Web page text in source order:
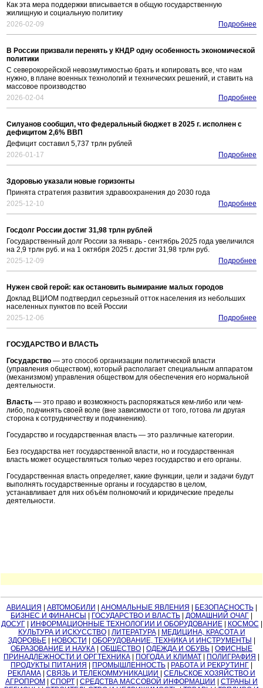
Как эта мера поддержки вписывается в общую государственную
жилищную и социальную политику
2026-02-09
Подробнее
В России призвали перенять у КНДР одну особенность экономической
политики
С северокорейской невозмутимостью брать и копировать все, что нам
нужно, в плане военных технологий и технических решений, и ставить на
массовое производство
2026-02-04
Подробнее
Силуанов сообщил, что федеральный бюджет в 2025 г. исполнен с
дефицитом 2,6% ВВП
Дефицит составил 5,737 трлн рублей
2026-01-17
Подробнее
Здоровью указали новые горизонты
Принята стратегия развития здравоохранения до 2030 года
2025-12-10
Подробнее
Госдолг России достиг 31,98 трлн рублей
Государственный долг России за январь - сентябрь 2025 года увеличился
на 2,9 трлн руб. и на 1 октября 2025 г. достиг 31,98 трлн руб.
2025-12-09
Подробнее
Нужен свой герой: как остановить вымирание малых городов
Доклад ВЦИОМ подтвердил серьезный отток населения из небольших
населенных пунктов по всей России
2025-12-06
Подробнее
ГОСУДАРСТВО И ВЛАСТЬ
Государство — это способ организации политической власти
(управления обществом), который располагает специальным аппаратом
(механизмом) управления обществом для обеспечения его нормальной
деятельности.
Власть — это право и возможность распоряжаться кем-либо или чем-
либо, подчинять своей воле (вне зависимости от того, готова ли другая
сторона к сотрудничеству и подчинению).
Государство и государственная власть — это различные категории.
Без государства нет государственной власти, но и государственная
власть может осуществляться только через государство и его органы.
Государственная власть определяет, какие функции, цели и задачи будут
выполнять государственные органы и государство в целом,
устанавливает для них объём полномочий и юридические пределы
деятельности.
АВИАЦИЯ АВТОМОБИЛИ АНОМАЛЬНЫЕ ЯВЛЕНИЯ БЕЗОПАСНОСТЬ|
БИЗНЕС И ФИНАНСЫ
ГОСУДАРСТВО И ВЛАСТЬ ДОМАШНИЙ ОЧАГ
ДОСУГ| ИНФОРМАЦИОННЫЕ ТЕХНОЛОГИИ И ОБОРУДОВАНИЕ| КОСМОС
КУЛЬТУРА И ИСКУССТВО| ЛИТЕРАТУРА|
МЕДИЦИНА, КРАСОТА И
ЗДОРОВЬЕ| НОВОСТИ ОБОРУДОВАНИЕ, ТЕХНИКА И ИНСТРУМЕНТЫ
ОБРАЗОВАНИЕ И НАУКА
ОБЩЕСТВО ОДЕЖДА И ОБУВЬ
ОФИСНЫЕ
ПРИНАДЛЕЖНОСТИ И ОРГТЕХНИКА
ПОГОДА И КЛИМАТ ПОЛИГРАФИЯ
ПРОДУКТЫ ПИТАНИЯ
ПРОМЫШЛЕННОСТЬ РАБОТА И РЕКРУТИНГ
РЕКЛАМА
СВЯЗЬ И ТЕЛЕКОММУНИКАЦИИ
СЕЛЬСКОЕ ХОЗЯЙСТВО И
АГРОПРОМ
СПОРТ СРЕДСТВА МАССОВОЙ ИНФОРМАЦИИ
СТРАНЫ И